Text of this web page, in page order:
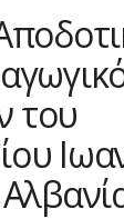
του